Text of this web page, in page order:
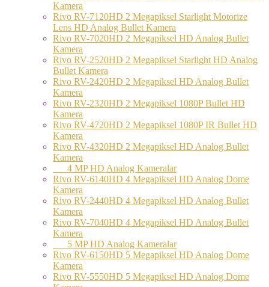
Kamera
Rivo RV-7120HD 2 Megapiksel Starlight Motorize
Lens HD Analog Bullet Kamera
Rivo RV-7020HD 2 Megapiksel HD Analog Bullet
Kamera
Rivo RV-2520HD 2 Megapiksel Starlight HD Analog
Bullet Kamera
Rivo RV-2420HD 2 Megapiksel HD Analog Bullet
Kamera
Rivo RV-2320HD 2 Megapiksel 1080P Bullet HD
Kamera
Rivo RV-4720HD 2 Megapiksel 1080P IR Bullet HD
Kamera
Rivo RV-4320HD 2 Megapiksel HD Analog Bullet
Kamera
4 MP HD Analog Kameralar
Rivo RV-6140HD 4 Megapiksel HD Analog Dome
Kamera
Rivo RV-2440HD 4 Megapiksel HD Analog Bullet
Kamera
Rivo RV-7040HD 4 Megapiksel HD Analog Bullet
Kamera
5 MP HD Analog Kameralar
Rivo RV-6150HD 5 Megapiksel HD Analog Dome
Kamera
Rivo RV-5550HD 5 Megapiksel HD Analog Dome